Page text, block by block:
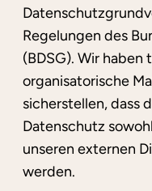
Regelungen des
(BDSG). Wir haben
organisatorische
sicherstellen, dass
Datenschutz
unseren externen
werden.